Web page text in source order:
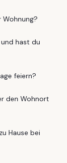
Wohnung?
hast du
feiern?
den Wohnort
Hause bei